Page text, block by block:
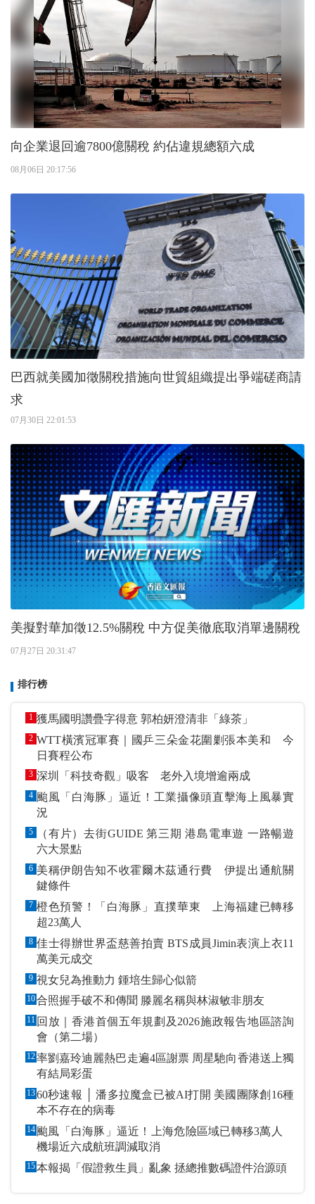
向企業退回逾7800億關稅 約佔違規總額六成
08月06日 20:17:56
巴西就美國加徵關稅措施向世貿組織提出爭端磋商請
求
07月30日 22:01:53
美擬對華加徵12.5%關稅 中方促美徹底取消單邊關稅
07月27日 20:31:47
排行榜
1 獲馬國明讚疊字得意 郭柏妍澄清非「綠茶」
2 WTT橫濱冠軍賽｜國乒三朵金花圍剿張本美和 今
日賽程公布
3 深圳「科技奇觀」吸客 老外入境增逾兩成
4 颱風「白海豚」逼近！工業攝像頭直擊海上風暴實
況
5
（有片）去街GUIDE 第三期 港島電車遊 一路暢遊
六大景點
6 美稱伊朗告知不收霍爾木茲通行費 伊提出通航關
鍵條件
7 橙色預警！「白海豚」直撲華東 上海福建已轉移
超23萬人
8 佳士得辦世界盃慈善拍賣 BTS成員Jimin表演上衣11
萬美元成交
9 視女兒為推動力 鍾培生歸心似箭
10 合照握手破不和傳聞 滕麗名稱與林淑敏非朋友
11 回放｜香港首個五年規劃及2026施政報告地區諮詢
會（第二場）
12率劉嘉玲迪麗熱巴走遍4區謝票 周星馳向香港送上獨
有結局彩蛋
1360秒速報 │ 潘多拉魔盒已被AI打開 美國團隊創16種
本不存在的病毒
14 颱風「白海豚」逼近！上海危險區域已轉移3萬人
機場近六成航班調減取消
15 本報揭「假證救生員」亂象 拯總推數碼證件治源頭